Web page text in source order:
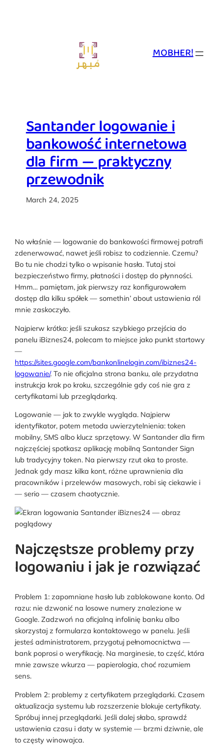
MOBHER!
Santander logowanie i
bankowość internetowa
dla firm — praktyczny
przewodnik
March 24, 2025
No właśnie — logowanie do bankowości firmowej potrafi
zdenerwować, nawet jeśli robisz to codziennie. Czemu?
Bo tu nie chodzi tylko o wpisanie hasła. Tutaj stoi
bezpieczeństwo firmy, płatności i dostęp do płynności.
Hmm… pamiętam, jak pierwszy raz konfigurowałem
dostęp dla kilku spółek — somethin’ about ustawienia ról
mnie zaskoczyło.
Najpierw krótko: jeśli szukasz szybkiego przejścia do
panelu iBiznes24, polecam to miejsce jako punkt startowy
—
https://sites.google.com/bankonlinelogin.com/ibiznes24-
logowanie/. To nie oficjalna strona banku, ale przydatna
instrukcja krok po kroku, szczególnie gdy coś nie gra z
certyfikatami lub przeglądarką.
Logowanie — jak to zwykle wygląda. Najpierw
identyfikator, potem metoda uwierzytelnienia: token
mobilny, SMS albo klucz sprzętowy. W Santander dla firm
najczęściej spotkasz aplikację mobilną Santander Sign
lub tradycyjny token. Na pierwszy rzut oka to proste.
Jednak gdy masz kilka kont, różne uprawnienia dla
pracowników i przelewów masowych, robi się ciekawie i
— serio — czasem chaotycznie.
Najczęstsze problemy przy
logowaniu i jak je rozwiązać
Problem 1: zapomniane hasło lub zablokowane konto. Od
razu: nie dzwonić na losowe numery znalezione w
Google. Zadzwoń na oficjalną infolinię banku albo
skorzystaj z formularza kontaktowego w panelu. Jeśli
jesteś administratorem, przygotuj pełnomocnictwa —
bank poprosi o weryfikację. Na marginesie, to część, która
mnie zawsze wkurza — papierologia, choć rozumiem
sens.
Problem 2: problemy z certyfikatem przeglądarki. Czasem
aktualizacja systemu lub rozszerzenie blokuje certyfikaty.
Spróbuj innej przeglądarki. Jeśli dalej słabo, sprawdź
ustawienia czasu i daty w systemie — brzmi dziwnie, ale
to częsty winowajca.